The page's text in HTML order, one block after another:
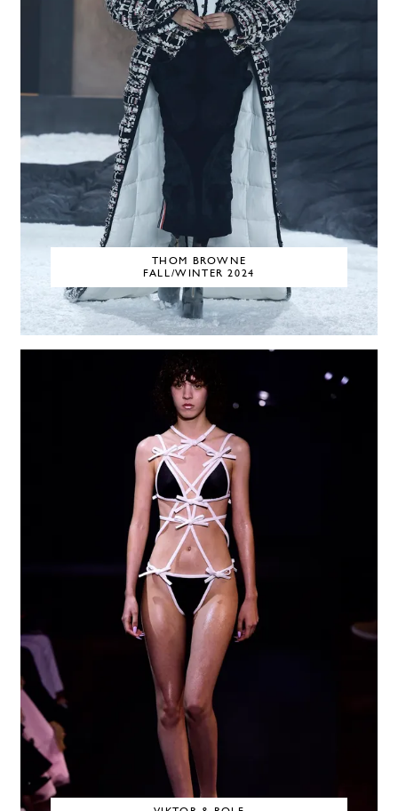
THOM BROWNE
FALL/WINTER 2024